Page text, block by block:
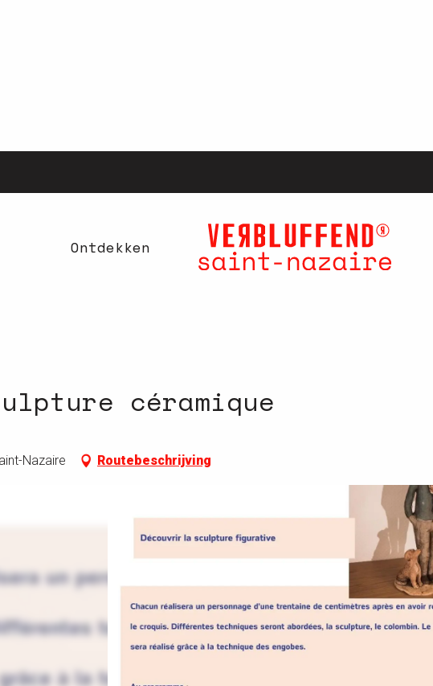
Ontdekken
céramique
Nazaire Routebeschrijving